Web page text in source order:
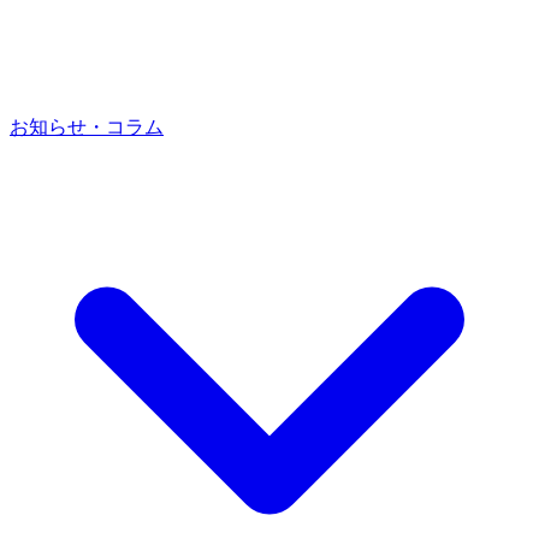
お知らせ・コラム